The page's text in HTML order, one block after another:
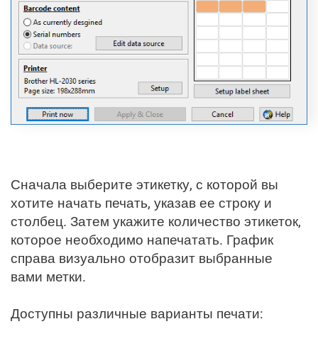
Сначала выберите этикетку, с которой вы
хотите начать печать, указав ее строку и
столбец. Затем укажите количество этикеток,
которое необходимо напечатать. График
справа визуально отобразит выбранные
вами метки.
Доступны различные варианты печати: